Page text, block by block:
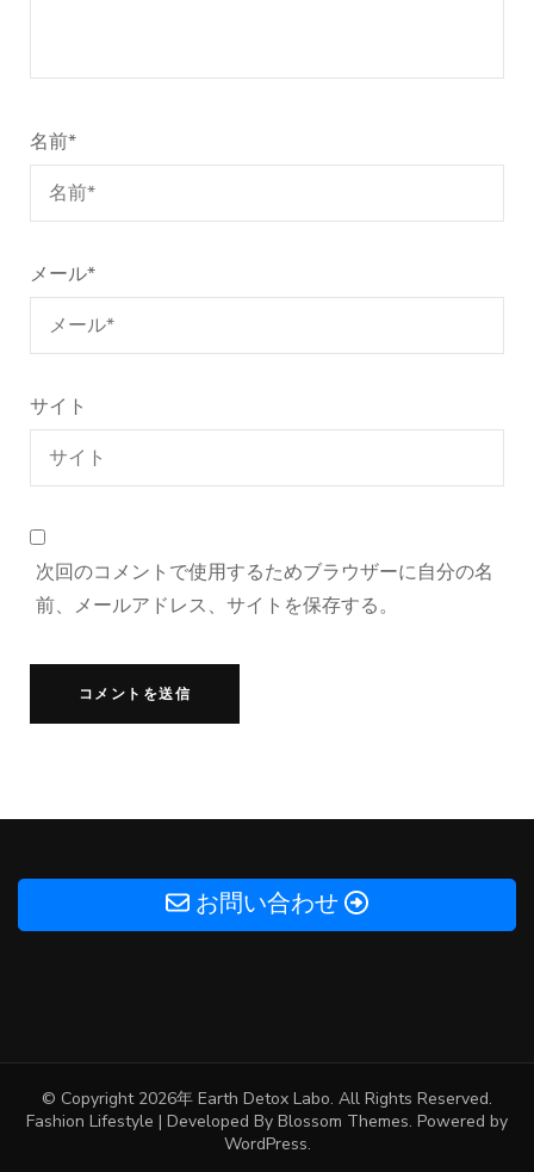
名前*
メール*
サイト
次回のコメントで使用するためブラウザーに自分の名
前、メールアドレス、サイトを保存する。
お問い合わせ
© Copyright 2026年 Earth Detox Labo. All Rights Reserved.
Fashion Lifestyle | Developed By Blossom Themes. Powered by
WordPress.